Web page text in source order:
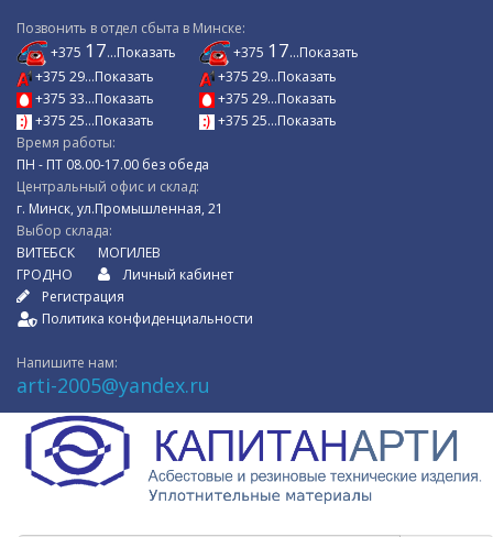
Позвонить в отдел сбыта в Минске:
+375 17...Показать
+375 29...Показать
+375 33...Показать
+375 25...Показать
+375 17...Показать
+375 29...Показать
+375 29...Показать
+375 25...Показать
Время работы:
ПН - ПТ 08.00-17.00 без обеда
Центральный офис и склад:
г. Минск, ул.Промышленная, 21
Выбор склада:
ВИТЕБСК
ГРОДНО
МОГИЛЕВ
Личный кабинет
Регистрация
Политика конфиденциальности
Напишите нам:
arti-2005@yandex.ru